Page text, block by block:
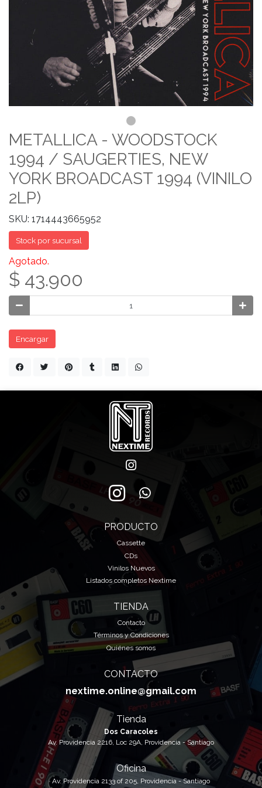
METALLICA - WOODSTOCK
1994 / SAUGERTIES, NEW
YORK BROADCAST 1994 (VINILO
2LP)
SKU: 1714443665952
Stock por sucursal
Agotado.
$ 43.900
Encargar
PRODUCTO
Cassette
CDs
Vinilos Nuevos
Listados completos Nextime
TIENDA
Contacto
Términos y Condiciones
Quiénes somos
CONTACTO
nextime.online@gmail.com
Tienda
Dos Caracoles
Av. Providencia 2216, Loc 29A, Providencia - Santiago
Oficina
Av. Providencia 2133 of 205, Providencia - Santiago